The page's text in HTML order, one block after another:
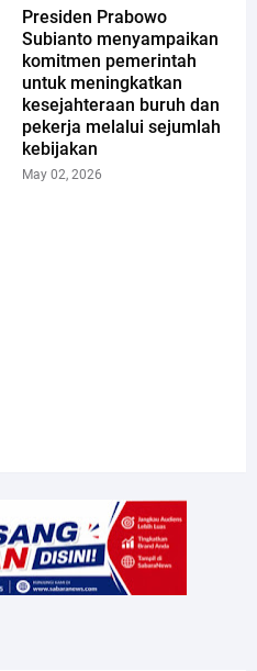
Presiden Prabowo
Subianto menyampaikan
komitmen pemerintah
untuk meningkatkan
kesejahteraan buruh dan
pekerja melalui sejumlah
kebijakan
May 02, 2026